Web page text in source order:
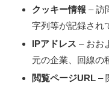
クッキー情報 – 訪
字列等が記録され
IPアドレス – おお
元の企業、回線の
閲覧ページURL –